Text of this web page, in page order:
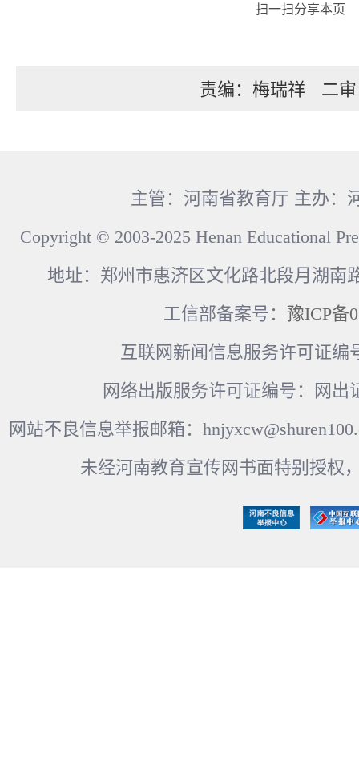
扫一扫分享本页
责编：梅瑞祥 二
主管：河南省教育厅 主办：
Copyright © 2003-2025 Henan Educational
地址：郑州市惠济区文化路北段月湖南
工信部备案号： 豫ICP备
互联网新闻信息服务许可证编
网络出版服务许可证编号：网出
网站不良信息举报邮箱：
未经河南教育宣传网书面特别授权